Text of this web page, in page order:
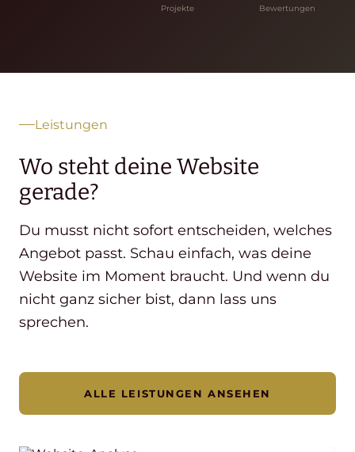
Projekte
Bewertungen
Leistungen
Wo steht deine Website
gerade?
Du musst nicht sofort entscheiden, welches
Angebot passt. Schau einfach, was deine
Website im Moment braucht. Und wenn du
nicht ganz sicher bist, dann lass uns
sprechen.
ALLE LEISTUNGEN ANSEHEN